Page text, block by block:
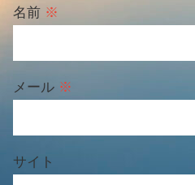
名前 ※
メール ※
サイト